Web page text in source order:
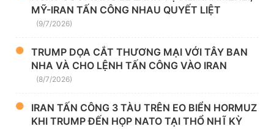
MỸ-IRAN TẤN CÔNG NHAU QUYẾT LIỆT
(9/7/2026)
TRUMP DỌA CẮT THƯƠNG MẠI VỚI TÂY BAN
NHA VÀ CHO LỆNH TẤN CÔNG VÀO IRAN
(8/7/2026)
IRAN TẤN CÔNG 3 TÀU TRÊN EO BIỂN HORMUZ
KHI TRUMP ĐẾN HỌP NATO TẠI THỔ NHĨ KỲ